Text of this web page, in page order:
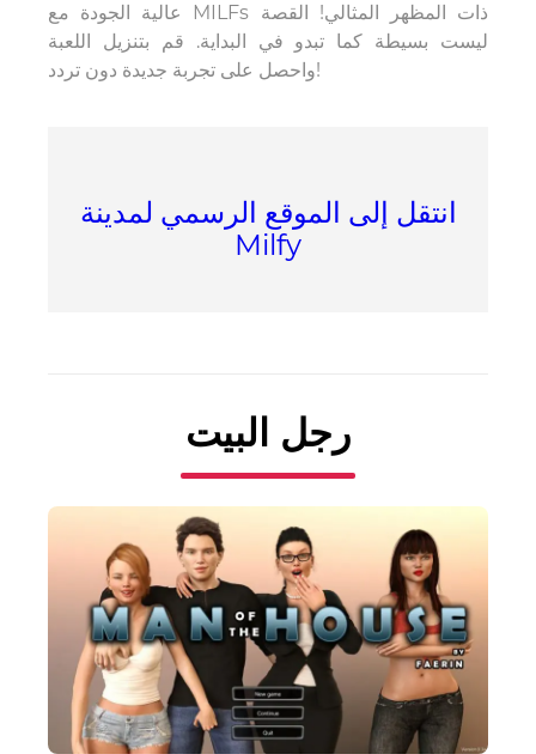
عالية الجودة مع MILFs ذات المظهر المثالي! القصة
ليست بسيطة كما تبدو في البداية. قم بتنزيل اللعبة
واحصل على تجربة جديدة دون تردد!
انتقل إلى الموقع الرسمي لمدينة
Milfy
رجل البيت